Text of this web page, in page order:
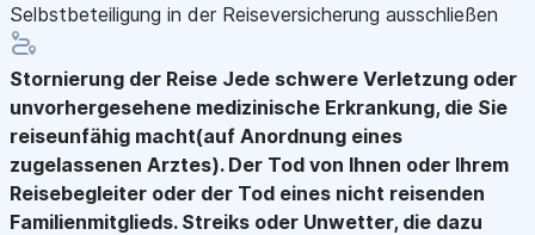
Selbstbeteiligung in der Reiseversicherung ausschließen
Stornierung der Reise Jede schwere Verletzung oder
unvorhergesehene medizinische Erkrankung, die Sie
reiseunfähig macht(auf Anordnung eines
zugelassenen Arztes). Der Tod von Ihnen oder Ihrem
Reisebegleiter oder der Tod eines nicht reisenden
Familienmitglieds. Streiks oder Unwetter, die dazu